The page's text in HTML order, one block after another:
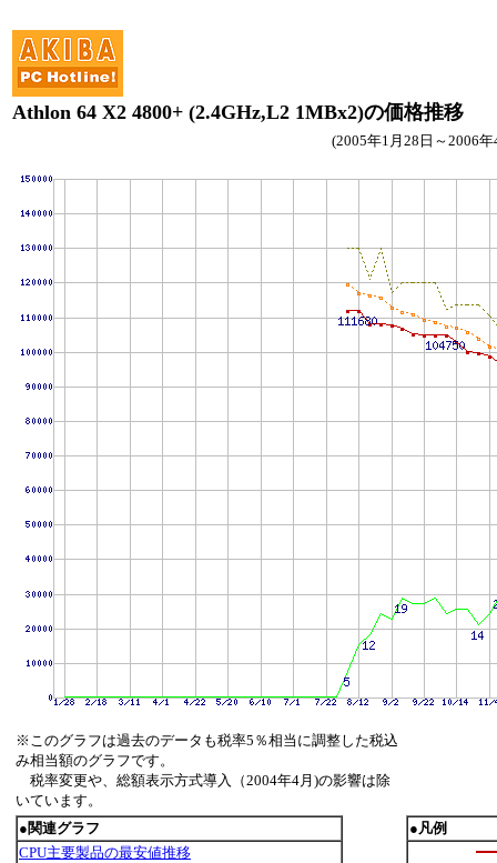
Athlon 64 X2 4800+ (2.4GHz,L2 1MBx2)の価格推移
(2005年1月28日～2006
※このグラフは過去のデータも税率5％相当に調整した税込
み相当額のグラフです。
税率変更や、総額表示方式導入（2004年4月)の影響は除
いています。
●関連グラフ
CPU主要製品の最安値推移
●凡例